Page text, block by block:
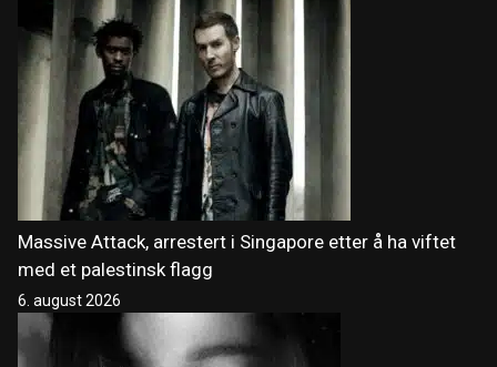
Massive Attack, arrestert i Singapore etter å ha viftet
med et palestinsk flagg
6. august 2026